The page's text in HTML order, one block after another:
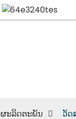
ຜະລິດຕະພັນ ວັດ